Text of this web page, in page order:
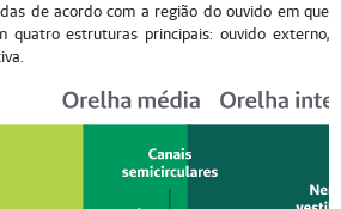
de acordo com a região do ouvido em que
quatro estruturas principais: ouvido externo,